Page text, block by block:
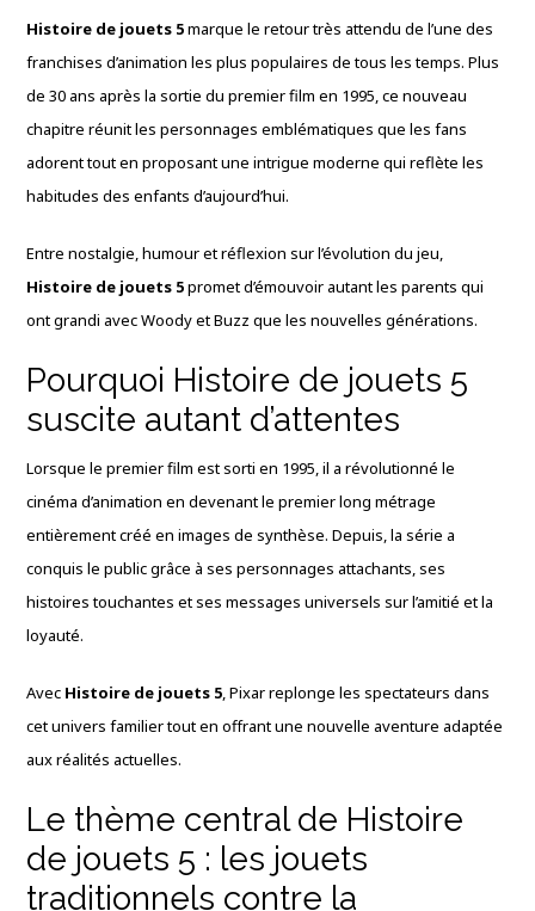
Histoire de jouets 5marque le retour très attendu de l’une des
franchises d’animation les plus populaires de tous les temps. Plus
de 30 ans après la sortie du premier film en 1995, ce nouveau
chapitre réunit les personnages emblématiques que les fans
adorent tout en proposant une intrigue moderne qui reflète les
habitudes des enfants d’aujourd’hui.
Entre nostalgie, humour et réflexion sur l’évolution du jeu,
Histoire de jouets 5promet d’émouvoir autant les parents qui
ont grandi avec Woody et Buzz que les nouvelles générations.
Pourquoi Histoire de jouets 5
suscite autant d’attentes
Lorsque le premier film est sorti en 1995, il a révolutionné le
cinéma d’animation en devenant le premier long métrage
entièrement créé en images de synthèse. Depuis, la série a
conquis le public grâce à ses personnages attachants, ses
histoires touchantes et ses messages universels sur l’amitié et la
loyauté.
Avec Histoire de jouets 5, Pixar replonge les spectateurs dans
cet univers familier tout en offrant une nouvelle aventure adaptée
aux réalités actuelles.
Le thème central de Histoire
de jouets 5 : les jouets
traditionnels contre la